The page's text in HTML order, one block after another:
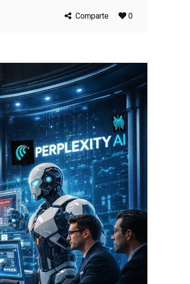
Comparte 0